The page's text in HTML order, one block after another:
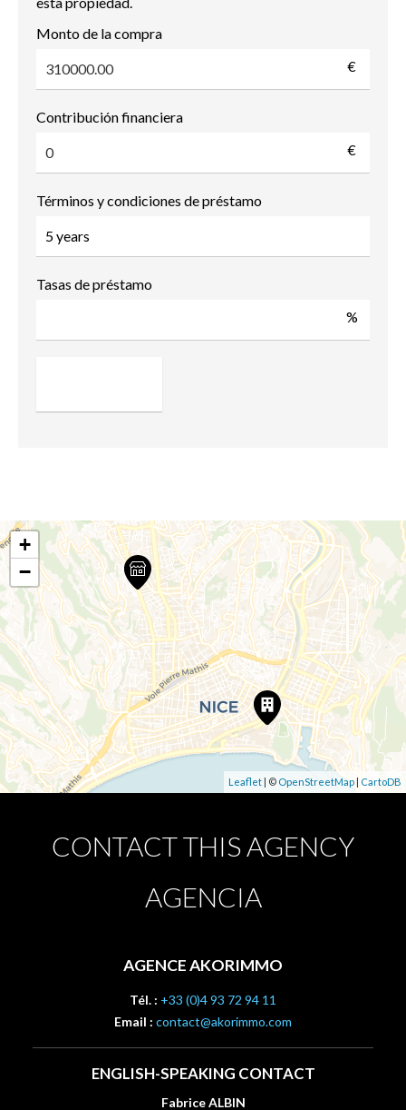
Monto de la compra
€
Contribución financiera
€
Términos y condiciones de préstamo
Tasas de préstamo
%
+
−
Leaflet | © OpenStreetMap | CartoDB
CONTACT THIS AGENCY
AGENCIA
AGENCE AKORIMMO
Tél. : +33 (0)4 93 72 94 11
Email : contact@akorimmo.com
ENGLISH-SPEAKING CONTACT
Fabrice ALBIN